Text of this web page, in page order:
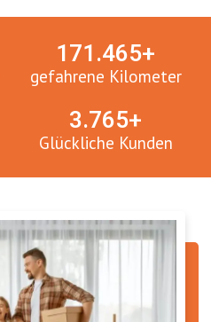
gefahrene Kilometer
171.465+
Glückliche Kunden
3.765+